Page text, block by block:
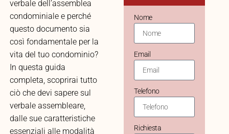
verbale dell’assemblea
condominiale e perché
questo documento sia
così fondamentale per la
vita del tuo condominio?
In questa guida
completa, scoprirai tutto
ciò che devi sapere sul
verbale assembleare,
dalle sue caratteristiche
essenziali alle modalità
Nome
Email
Telefono
Richiesta